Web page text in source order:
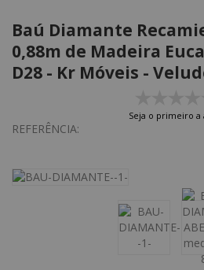
Baú Diamante
0,88m de Madeira
D28 - Kr Móveis -
Seja o primeiro a
REFERÊNCIA: